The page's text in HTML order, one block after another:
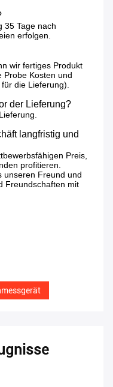
35 Tage nach
erfolgen.
wir fertiges Produkt
Probe Kosten und
die Lieferung).
der Lieferung?
langfristig und
Preis,
profitieren.
unseren Freund und
Freundschaften mit